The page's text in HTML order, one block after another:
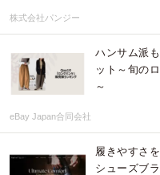
株式会社パンジー
ハンサム派
ット～旬の
～
eBay Japan合同会社
履きやすさ
シューズブ